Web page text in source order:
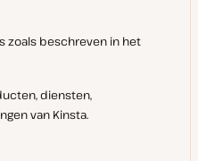
zoals beschreven in het
diensten,
van Kinsta.